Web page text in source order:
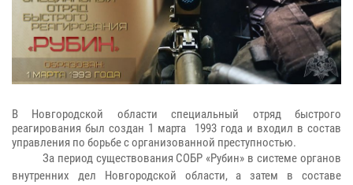
В Новгородской области специальный отряд быстрого
реагирования был создан 1 марта 1993 года и входил в состав
управления по борьбе с организованной преступностью.
За период существования СОБР «Рубин» в системе органов
внутренних дел Новгородской области, а затем в составе